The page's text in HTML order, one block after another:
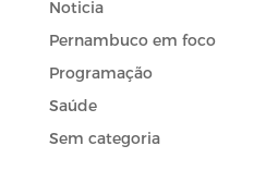
Noticia
Pernambuco em foco
Programação
Saúde
Sem categoria